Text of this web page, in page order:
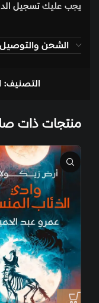
يجب عليك تسجيل
الشحن والتوصيل
التصنيف:
منتجات ذات